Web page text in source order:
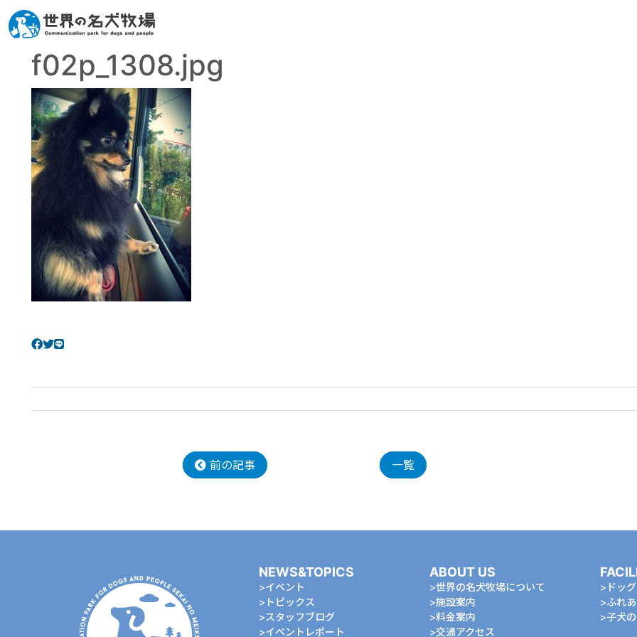
f02p_1308.jpg
前の記事 一覧
NEWS&TOPICS
イベント
トピックス
スタッフブログ
イベントレポート
ABOUT US
世界の名犬牧場について
施設案内
料金案内
交通アクセス
ドッ
ふれ
⼦⽝